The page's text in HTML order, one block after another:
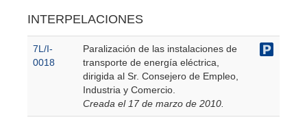
INTERPELACIONES
7L/I-
0018
Paralización de las instalaciones de
transporte de energía eléctrica,
dirigida al Sr. Consejero de Empleo,
Industria y Comercio.
Creada el 17 de marzo de 2010.